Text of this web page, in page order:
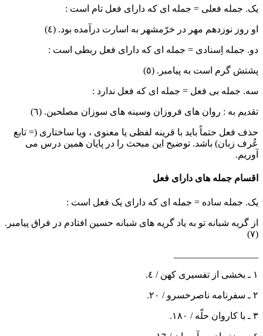
یک. جمله فعلی = جمله ای که دارای فعل تام است :
او روز نوزدهم مهر در خرّمشهر به اسارت درآمده بود.(٤)
دو. جمله اِسنادی= جمله ای که دارای فعل ربطی است :
پشتش گرم است به پیامبر. (٥)
سه. جمله بی فعل = جمله ای که فعل ندارد :
تقدیم به : روان های فروزان وسینه های سوزان مصلحین.(٦)
حذف فعل حتماً باید با قرینه لفظی یا معنوی ، ویا ساختاری (= تابع
عُرف زبان) باشد. توضیح این مبحث را در پایان همین درس می
آوریم.
اقسام جمله های دارای فعل
یک. جمله ساده= جمله ای که دارای یک فعل است :
از گریه شبانه تو به یاد گریه های شبانه حسین افتادم در فراق پیامبر.
بخشی از تفسیری کهن / ٤.
٣ ـ با کاروان حلّه / ١٨٠.